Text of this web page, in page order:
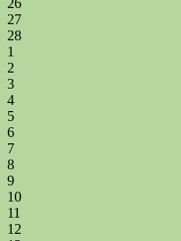
26
27
28
1
2
3
4
5
6
7
8
9
10
11
12